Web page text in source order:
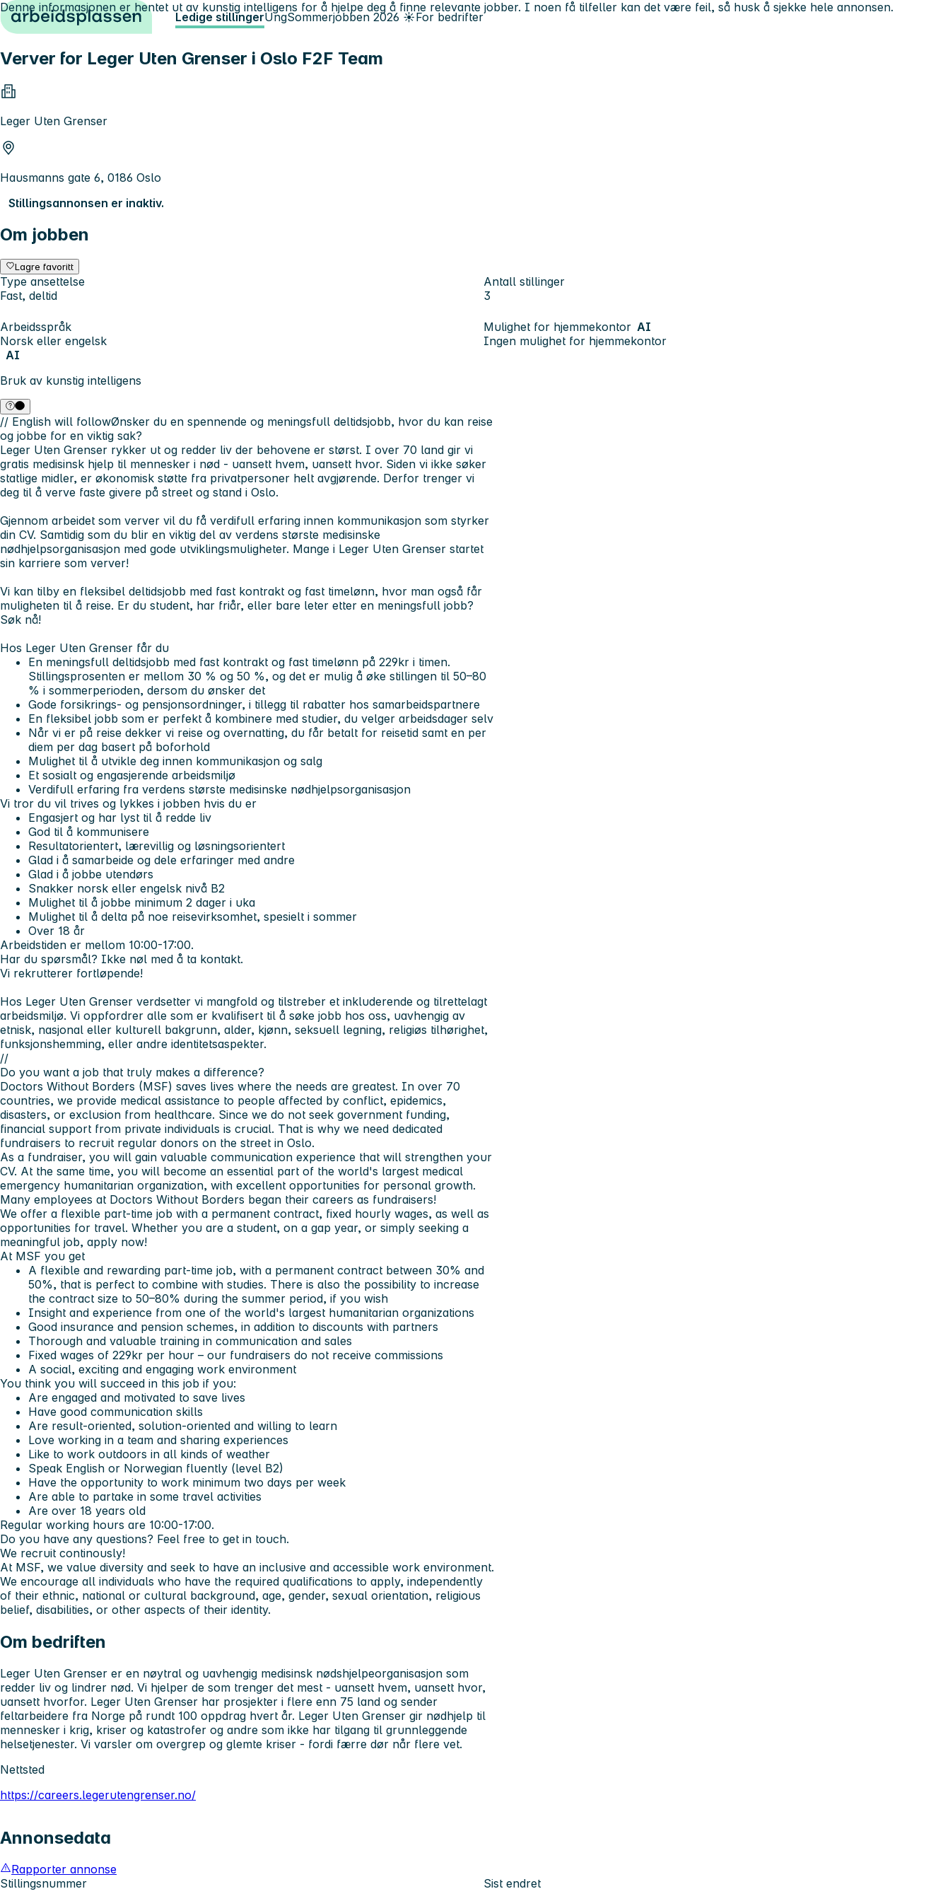
Hopp til innhold Ledige stillingerUngSommerjobben 2026 ☀️For bedrifter
Verver for Leger Uten Grenser i Oslo F2F Team
Leger Uten Grenser
Hausmanns gate 6, 0186 Oslo
Stillingsannonsen er inaktiv.
Om jobben
Lagre favoritt
Type ansettelse
Fast, deltid
Antall stillinger
3
Arbeidsspråk
Norsk eller engelsk
Mulighet for hjemmekontor AI
Ingen mulighet for hjemmekontor
AI
Bruk av kunstig intelligens
Denne informasjonen er hentet ut av kunstig intelligens for å hjelpe deg å finne relevante jobber. I noen få tilfeller kan det være feil, så husk å sjekke hele annonsen.
// English will followØnsker du en spennende og meningsfull deltidsjobb, hvor du kan reise
og jobbe for en viktig sak?
Leger Uten Grenser rykker ut og redder liv der behovene er størst. I over 70 land gir vi
gratis medisinsk hjelp til mennesker i nød - uansett hvem, uansett hvor. Siden vi ikke søker
statlige midler, er økonomisk støtte fra privatpersoner helt avgjørende. Derfor trenger vi
deg til å verve faste givere på street og stand i Oslo.
Gjennom arbeidet som verver vil du få verdifull erfaring innen kommunikasjon som styrker
din CV. Samtidig som du blir en viktig del av verdens største medisinske
nødhjelpsorganisasjon med gode utviklingsmuligheter. Mange i Leger Uten Grenser startet
sin karriere som verver!
Vi kan tilby en fleksibel deltidsjobb med fast kontrakt og fast timelønn, hvor man også får
muligheten til å reise. Er du student, har friår, eller bare leter etter en meningsfull jobb?
Søk nå!
Hos Leger Uten Grenser får du
En meningsfull deltidsjobb med fast kontrakt og fast timelønn på 229kr i timen.
Stillingsprosenten er mellom 30 % og 50 %, og det er mulig å øke stillingen til 50–80
% i sommerperioden, dersom du ønsker det
Gode forsikrings- og pensjonsordninger, i tillegg til rabatter hos samarbeidspartnere
En fleksibel jobb som er perfekt å kombinere med studier, du velger arbeidsdager selv
Når vi er på reise dekker vi reise og overnatting, du får betalt for reisetid samt en per
diem per dag basert på boforhold
Mulighet til å utvikle deg innen kommunikasjon og salg
Et sosialt og engasjerende arbeidsmiljø
Verdifull erfaring fra verdens største medisinske nødhjelpsorganisasjon
Vi tror du vil trives og lykkes i jobben hvis du er
Engasjert og har lyst til å redde liv
God til å kommunisere
Resultatorientert, lærevillig og løsningsorientert
Glad i å samarbeide og dele erfaringer med andre
Glad i å jobbe utendørs
Snakker norsk eller engelsk nivå B2
Mulighet til å jobbe minimum 2 dager i uka
Mulighet til å delta på noe reisevirksomhet, spesielt i sommer
Over 18 år
Arbeidstiden er mellom 10:00-17:00.
Har du spørsmål? Ikke nøl med å ta kontakt.
Vi rekrutterer fortløpende!
Hos Leger Uten Grenser verdsetter vi mangfold og tilstreber et inkluderende og tilrettelagt
arbeidsmiljø. Vi oppfordrer alle som er kvalifisert til å søke jobb hos oss, uavhengig av
etnisk, nasjonal eller kulturell bakgrunn, alder, kjønn, seksuell legning, religiøs tilhørighet,
funksjonshemming, eller andre identitetsaspekter.
//
Do you want a job that truly makes a difference?
Doctors Without Borders (MSF) saves lives where the needs are greatest. In over 70
countries, we provide medical assistance to people affected by conflict, epidemics,
disasters, or exclusion from healthcare. Since we do not seek government funding,
financial support from private individuals is crucial. That is why we need dedicated
fundraisers to recruit regular donors on the street in Oslo.
As a fundraiser, you will gain valuable communication experience that will strengthen your
CV. At the same time, you will become an essential part of the world's largest medical
emergency humanitarian organization, with excellent opportunities for personal growth.
Many employees at Doctors Without Borders began their careers as fundraisers!
We offer a flexible part-time job with a permanent contract, fixed hourly wages, as well as
opportunities for travel. Whether you are a student, on a gap year, or simply seeking a
meaningful job, apply now!
At MSF you get
A flexible and rewarding part-time job, with a permanent contract between 30% and
50%, that is perfect to combine with studies. There is also the possibility to increase
the contract size to 50–80% during the summer period, if you wish
Insight and experience from one of the world's largest humanitarian organizations
Good insurance and pension schemes, in addition to discounts with partners
Thorough and valuable training in communication and sales
Fixed wages of 229kr per hour – our fundraisers do not receive commissions
A social, exciting and engaging work environment
You think you will succeed in this job if you:
Are engaged and motivated to save lives
Have good communication skills
Are result-oriented, solution-oriented and willing to learn
Love working in a team and sharing experiences
Like to work outdoors in all kinds of weather
Speak English or Norwegian fluently (level B2)
Have the opportunity to work minimum two days per week
Are able to partake in some travel activities
Are over 18 years old
Regular working hours are 10:00-17:00.
Do you have any questions? Feel free to get in touch.
We recruit continously!
At MSF, we value diversity and seek to have an inclusive and accessible work environment.
We encourage all individuals who have the required qualifications to apply, independently
of their ethnic, national or cultural background, age, gender, sexual orientation, religious
belief, disabilities, or other aspects of their identity.
Om bedriften
Leger Uten Grenser er en nøytral og uavhengig medisinsk nødshjelpeorganisasjon som
redder liv og lindrer nød. Vi hjelper de som trenger det mest - uansett hvem, uansett hvor,
uansett hvorfor. Leger Uten Grenser har prosjekter i flere enn 75 land og sender
feltarbeidere fra Norge på rundt 100 oppdrag hvert år. Leger Uten Grenser gir nødhjelp til
mennesker i krig, kriser og katastrofer og andre som ikke har tilgang til grunnleggende
helsetjenester. Vi varsler om overgrep og glemte kriser - fordi færre dør når flere vet.
Nettsted
https://careers.legerutengrenser.no/
Annonsedata
Rapporter annonse
Stillingsnummer
Sist endret